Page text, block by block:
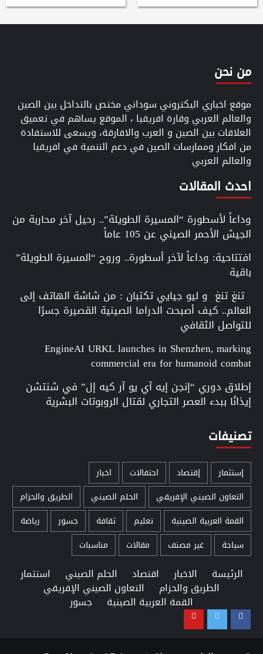
من نحن
موقع اخباري اليكتروني سوداني مختص بالتداخل بين الصين
والعالم العربي وقارة افريقيا ، الموقع يساهم في تعميق
العلاقات بين الصين و العرب والافارقة، ويسعى للاستفادة
من افكار وممارسات الصين في دعم التنمية في افريقيا
والعالم العربي
احدث المقالات
وداعاً لأسطورة “المسيرة الطويلة”.. رحيل آخر محاربة من
الجيش الأحمر الصيني عن 105 عاماً
افتتاحية: وداعاً لآخر أسطورة.. وروح “المسيرة الطويلة”
باقية
تنغ تنغ و ليو جيايي تكتبان : من شاشة الهاتف إلى
العالم.. كيف أصبحت الدراما الصينية القصيرة جسرًا
للتواصل الثقافي
EngineAI URKL launches in Shenzhen, marking
commercial era for humanoid combat
إطلاق دوري “إنجن إيه آي يو آر كيه إل” في شنتشن
إيذانًا ببدء العصر التجاري لقتال الروبوتات البشرية
تصنيفات
إستثمار إقتصاد احتفالات
اخبار
التعاون الصيني الإفريقي
الحلم الصيني
الطريق والحزام
القمة العربية الصينية
تعليم ثقافة جسور
رياضة
سياحة
غير مصنف مقالات مناسبات
الرئيسة الاخبار اقتصاد الحلم الصيني استثمار
الطريق والحزام التعاون الصيني الإفريقي
القمة العربية الصينية جسور
Facebook
Twitter
Youtube